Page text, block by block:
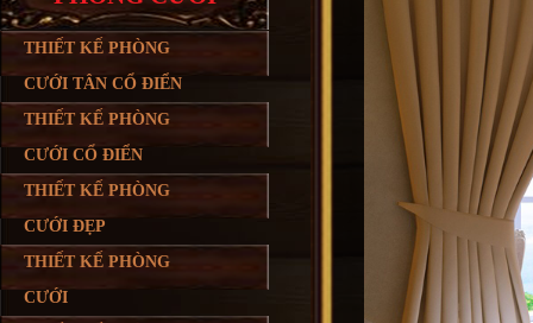
THIẾT KẾ PHÒNG
CƯỚI TÂN CỔ ĐIỂN
THIẾT KẾ PHÒNG
CƯỚI CỔ ĐIỂN
THIẾT KẾ PHÒNG
CƯỚI ĐẸP
THIẾT KẾ PHÒNG
CƯỚI